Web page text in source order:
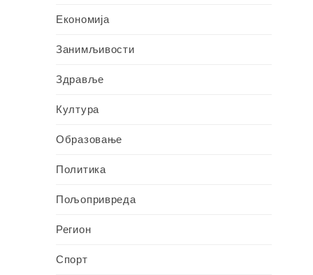
Економија
Занимљивости
Здравље
Култура
Образовање
Политика
Пољопривреда
Регион
Спорт